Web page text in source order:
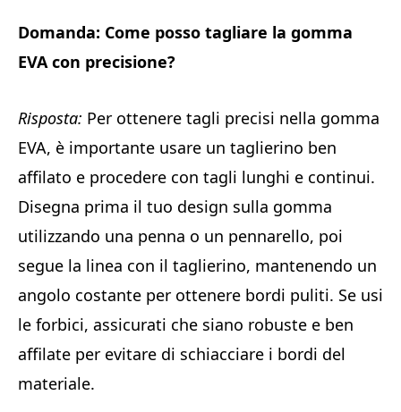
Domanda: Come posso tagliare la gomma
EVA con precisione?
Risposta: Per ottenere tagli precisi nella gomma
EVA, è importante usare un taglierino ben
affilato e procedere con tagli lunghi e continui.
Disegna prima il tuo design sulla gomma
utilizzando una penna o un pennarello, poi
segue la linea con il taglierino, mantenendo un
angolo costante per ottenere bordi puliti. Se usi
le forbici, assicurati che siano robuste e ben
affilate per evitare di schiacciare i bordi del
materiale.